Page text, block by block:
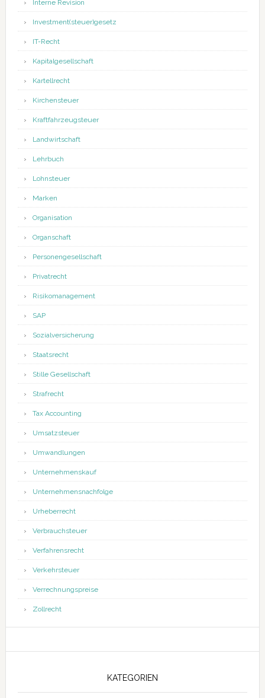
Interne Revision
Investment(steuer)gesetz
IT-Recht
Kapitalgesellschaft
Kartellrecht
Kirchensteuer
Kraftfahrzeugsteuer
Landwirtschaft
Lehrbuch
Lohnsteuer
Marken
Organisation
Organschaft
Personengesellschaft
Privatrecht
Risikomanagement
SAP
Sozialversicherung
Staatsrecht
Stille Gesellschaft
Strafrecht
Tax Accounting
Umsatzsteuer
Umwandlungen
Unternehmenskauf
Unternehmensnachfolge
Urheberrecht
Verbrauchsteuer
Verfahrensrecht
Verkehrsteuer
Verrechnungspreise
Zollrecht
KATEGORIEN